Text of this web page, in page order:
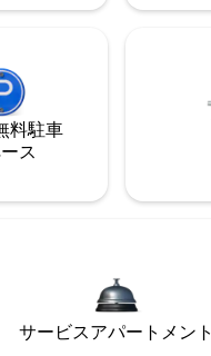
料駐⁠車
ス
サービスアパートメント